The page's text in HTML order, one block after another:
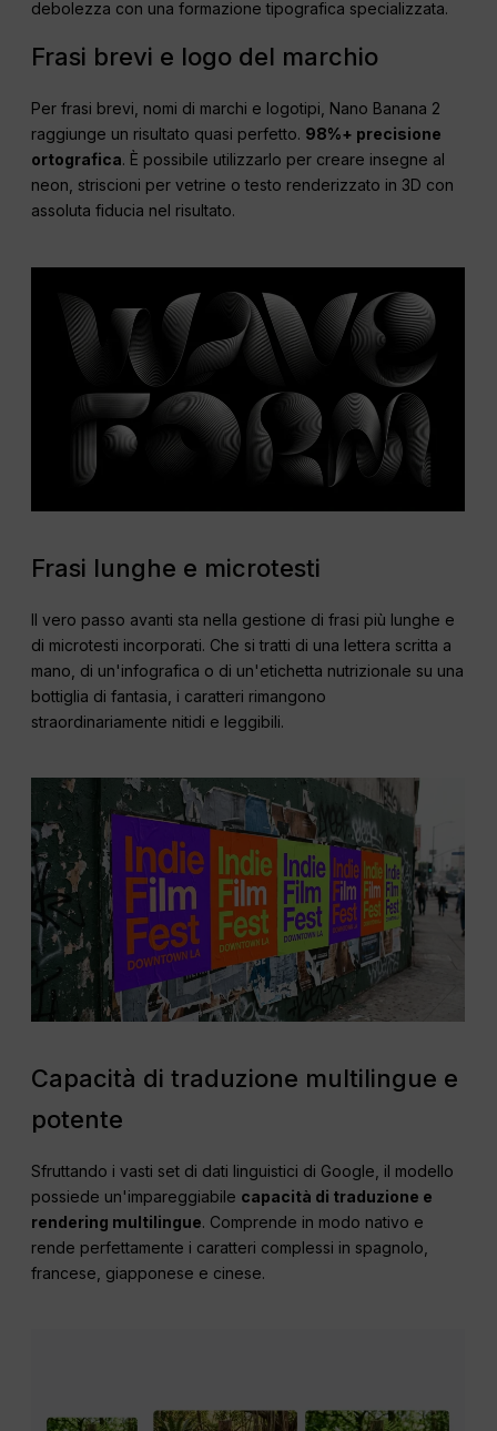
debolezza con una formazione tipografica specializzata.
Frasi brevi e logo del marchio
Per frasi brevi, nomi di marchi e logotipi, Nano Banana 2
raggiunge un risultato quasi perfetto. 98%+ precisione
ortografica. È possibile utilizzarlo per creare insegne al
neon, striscioni per vetrine o testo renderizzato in 3D con
assoluta fiducia nel risultato.
Frasi lunghe e microtesti
Il vero passo avanti sta nella gestione di frasi più lunghe e
di microtesti incorporati. Che si tratti di una lettera scritta a
mano, di un'infografica o di un'etichetta nutrizionale su una
bottiglia di fantasia, i caratteri rimangono
straordinariamente nitidi e leggibili.
Capacità di traduzione multilingue e
potente
Sfruttando i vasti set di dati linguistici di Google, il modello
possiede un'impareggiabile capacità di traduzione e
rendering multilingue. Comprende in modo nativo e
rende perfettamente i caratteri complessi in spagnolo,
francese, giapponese e cinese.